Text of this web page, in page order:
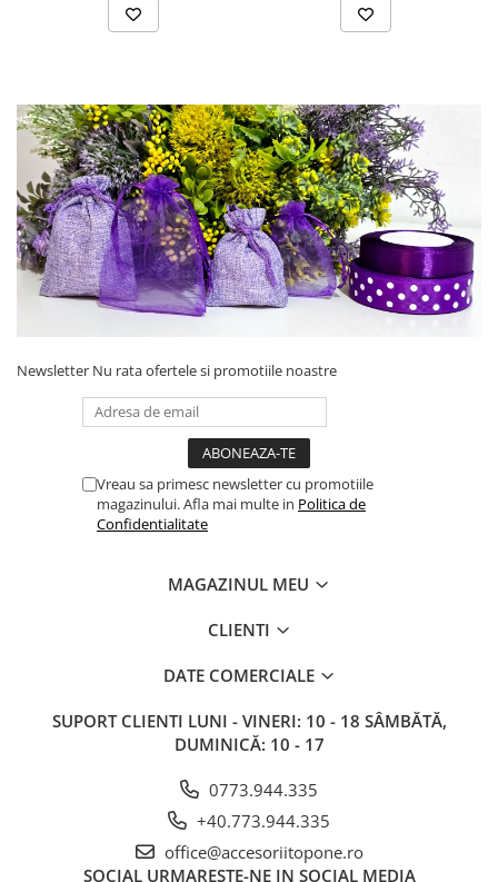
Newsletter Nu rata ofertele si promotiile noastre
Vreau sa primesc newsletter cu promotiile
magazinului. Afla mai multe in Politica de
Confidentialitate
MAGAZINUL MEU
CLIENTI
DATE COMERCIALE
SUPORT CLIENTI LUNI - VINERI: 10 - 18 SÂMBĂTĂ,
DUMINICĂ: 10 - 17
0773.944.335
+40.773.944.335
office@accesoriitopone.ro
SOCIAL URMARESTE-NE IN SOCIAL MEDIA